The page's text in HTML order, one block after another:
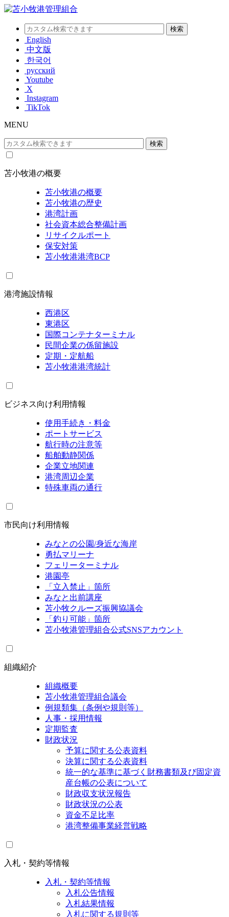
English
中文版
한국어
русский
Youtube
X
Instagram
TikTok
MENU
苫小牧港の概要
苫小牧港の概要
苫小牧港の歴史
港湾計画
社会資本総合整備計画
リサイクルポート
保安対策
苫小牧港港湾BCP
港湾施設情報
西港区
東港区
国際コンテナターミナル
民間企業の係留施設
定期・定航船
苫小牧港港湾統計
ビジネス向け利用情報
使用手続き・料金
ポートサービス
航行時の注意等
船舶動静関係
企業立地関連
港湾周辺企業
特殊車両の通行
市民向け利用情報
みなとの公園/身近な海岸
勇払マリーナ
フェリーターミナル
港園亭
「立入禁止」箇所
みなと出前講座
苫小牧クルーズ振興協議会
「釣り可能」箇所
苫小牧港管理組合公式SNSアカウント
組織紹介
組織概要
苫小牧港管理組合議会
例規類集（条例や規則等）
人事・採用情報
定期監査
財政状況
予算に関する公表資料
決算に関する公表資料
統一的な基準に基づく財務書類及び固定資
産台帳の公表について
財政収支状況報告
財政状況の公表
資金不足比率
港湾整備事業経営戦略
入札・契約等情報
入札・契約等情報
入札公告情報
入札結果情報
入札に関する規則等